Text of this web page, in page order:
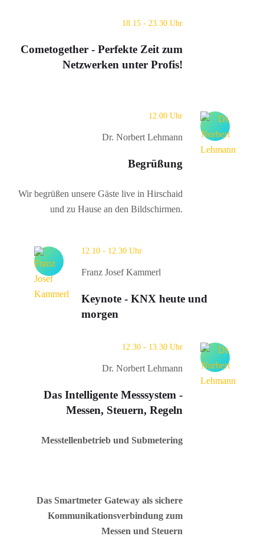
18.15 - 23.30 Uhr
Cometogether - Perfekte Zeit zum
Netzwerken unter Profis!
12.00 Uhr
Dr. Norbert Lehmann
Begrüßung
Wir begrüßen unsere Gäste live in Hirschaid
und zu Hause an den Bildschirmen.
12.10 - 12.30 Uhr
Franz Josef Kammerl
Keynote - KNX heute und
morgen
12.30 - 13.30 Uhr
Dr. Norbert Lehmann
Das Intelligente Messsystem -
Messen, Steuern, Regeln
Messtellenbetrieb und Submetering
Das Smartmeter Gateway als sichere
Kommunikationsverbindung zum
Messen und Steuern